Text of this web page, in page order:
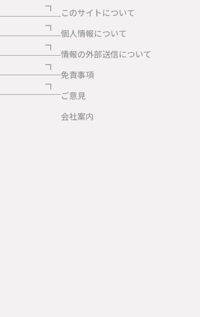
このサイトについて
個人情報について
情報の外部送信について
免責事項
ご意見
会社案内